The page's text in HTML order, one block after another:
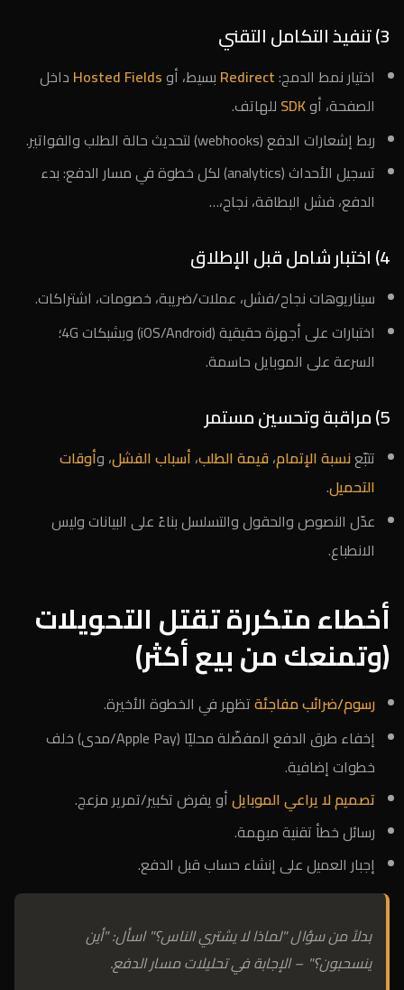
3) تنفيذ التكامل التقني
اختيار نمط الدمج:Redirect بسيط، أوHosted Fields داخل
الصفحة، أوSDK للهاتف.
ربط إشعارات الدفع (webhooks) لتحديث حالة الطلب والفواتير.
تسجيل الأحداث (analytics) لكل خطوة في مسار الدفع: بدء
الدفع، فشل البطاقة، نجاح،…
4) اختبار شامل قبل الإطلاق
سيناريوهات نجاح/فشل، عملات/ضريبة، خصومات، اشتراكات.
اختبارات على أجهزة حقيقية (iOS/Android) وبشبكات 4G؛
السرعة على الموبايل حاسمة.
5) مراقبة وتحسين مستمر
تتبّعنسبة الإتمام،قيمة الطلب، أسباب الفشل، وأوقات
التحميل.
عدّل النصوص والحقول والتسلسل بناءً على البيانات وليس
الانطباع.
أخطاء متكررة تقتل التحويلات
(وتمنعك من بيع أكثر)
رسوم/ضرائب مفاجئةتظهر في الخطوة الأخيرة.
إخفاء طرق الدفع المفضّلة محليًا (Apple Pay/مدى) خلف
خطوات إضافية.
تصميم لا يراعي الموبايلأو يفرض تكبير/تمرير مزعج.
رسائل خطأ تقنية مبهمة.
إجبار العميل على إنشاء حساب قبل الدفع.
بدلاً من سؤال "لماذا لا يشتري الناس؟" اسأل: "أين
ينسحبون؟" – الإجابة في تحليلات مسار الدفع.